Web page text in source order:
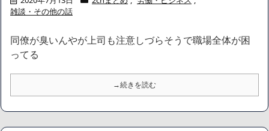
雑談・その他の話
同僚が臭いんやが上司も注意しづらそうで職場全体が困
ってる
→続きを読む